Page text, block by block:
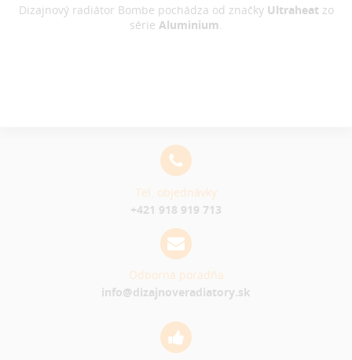
Dizajnový radiátor Bombe pochádza od značky Ultraheatzo
série Aluminium
Tel. objednávky
+421 918 919 713
Odborná poradňa
info@dizajnoveradiatory.sk